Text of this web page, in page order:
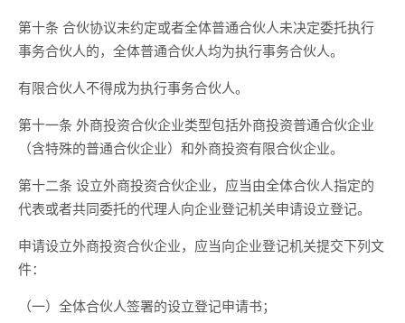
第十条 合伙协议未约定或者全体普通合伙人未决定委托执行
事务合伙人的，全体普通合伙人均为执行事务合伙人。
有限合伙人不得成为执行事务合伙人。
第十一条 外商投资合伙企业类型包括外商投资普通合伙企业
（含特殊的普通合伙企业）和外商投资有限合伙企业。
第十二条 设立外商投资合伙企业，应当由全体合伙人指定的
代表或者共同委托的代理人向企业登记机关申请设立登记。
申请设立外商投资合伙企业，应当向企业登记机关提交下列文
件：
（一）全体合伙人签署的设立登记申请书；